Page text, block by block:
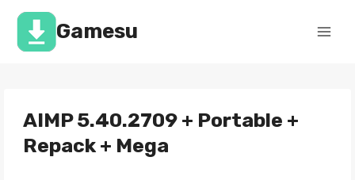
Перейти
содержимомуGamesu
AIMP 5.40.2709 + Portable +
Repack + Mega